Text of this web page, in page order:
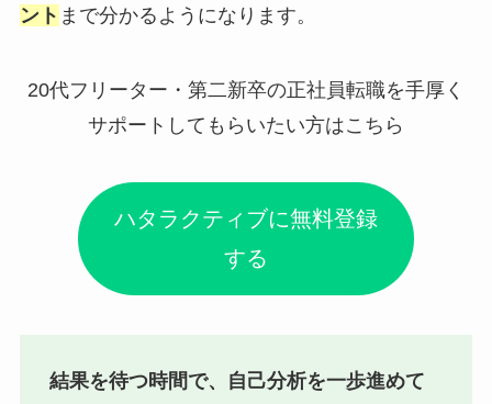
ント まで分かるようになります。
20代フリーター・第二新卒の正社員転職を手厚く
サポートしてもらいたい方はこちら
ハタラクティブに無料登録
する
結果を待つ時間で、自己分析を一歩進めて